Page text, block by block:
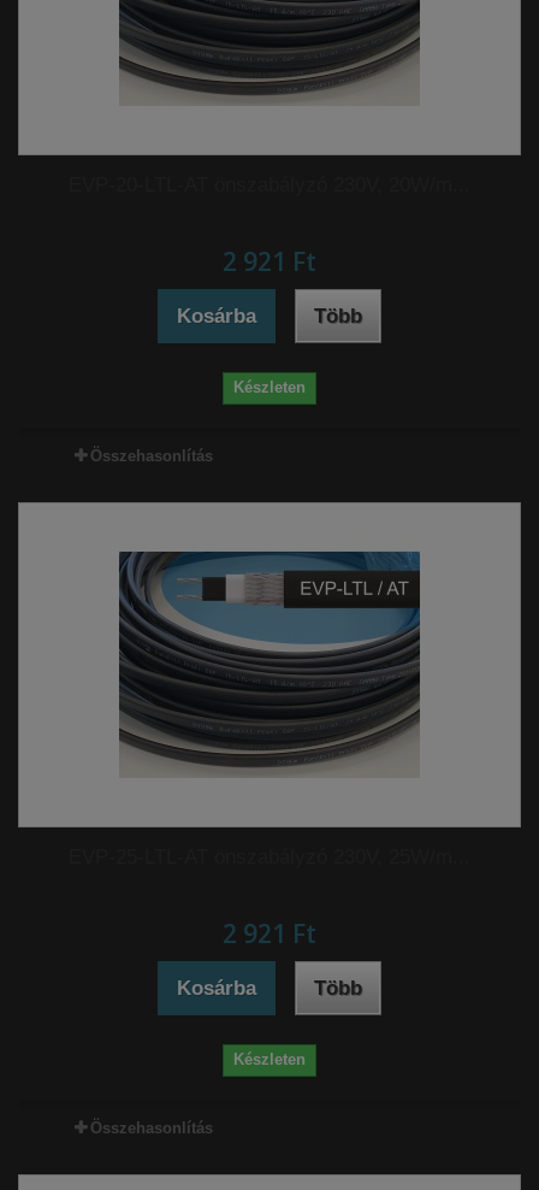
2 921 Ft‎
Kosárba Több
Készleten
Összehasonlítás
2 921 Ft‎
Kosárba Több
Készleten
Összehasonlítás